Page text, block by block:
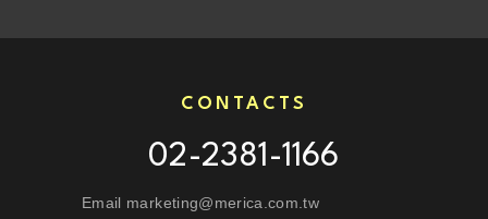
CONTACTS
02-2381-1166
Email marketing@merica.com.tw